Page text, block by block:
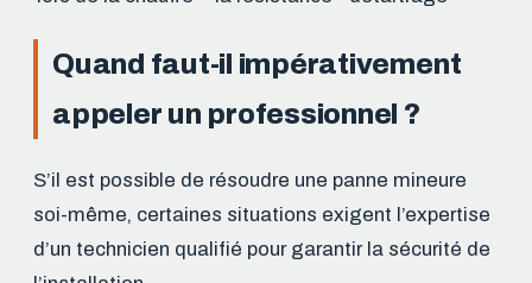
Quand faut-il impérativement
appeler un professionnel ?
S’il est possible de résoudre une panne mineure
soi-même, certaines situations exigent l’expertise
d’un technicien qualifié pour garantir la sécurité de